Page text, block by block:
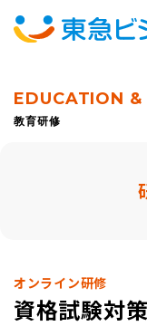
EDUCATION
教育研修
オンライン研修
資格試験対